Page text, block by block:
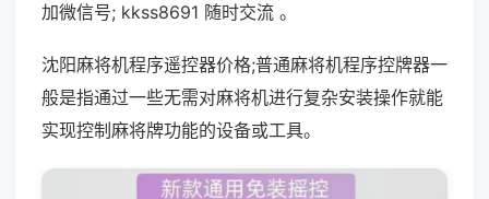
加微信号; kkss8691 随时交流 。
沈阳麻将机程序遥控器价格;普通麻将机程序控牌器一
般是指通过一些无需对麻将机进行复杂安装操作就能
实现控制麻将牌功能的设备或工具。